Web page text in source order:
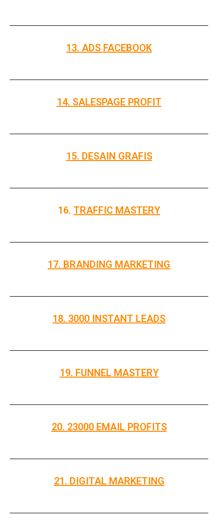
13. ADS FACEBOOK
14. SALESPAGE PROFIT
15. DESAIN GRAFIS
16. TRAFFIC MASTERY
17. BRANDING MARKETING
18. 3000 INSTANT LEADS
19. FUNNEL MASTERY
20. 23000 EMAIL PROFITS
21. DIGITAL MARKETING